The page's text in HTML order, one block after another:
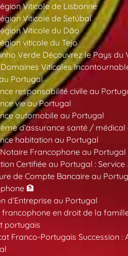
Viticole de Lisbonne
Viticole de Setúbal
Viticole du Dão
viticole du Tejo
Verde Découvrez le Pays du
Viticoles
Portugal
responsabilité civile au
vie au Portugal
automobile au Portugal
d’assurance santé /
habitation au Portugal
Francophone au
Certifiée au Portugal :
de Compte Bancaire au
🏦
d’Entreprise au Portugal
francophone en droit de la
portugais
Franco-Portugais Succession